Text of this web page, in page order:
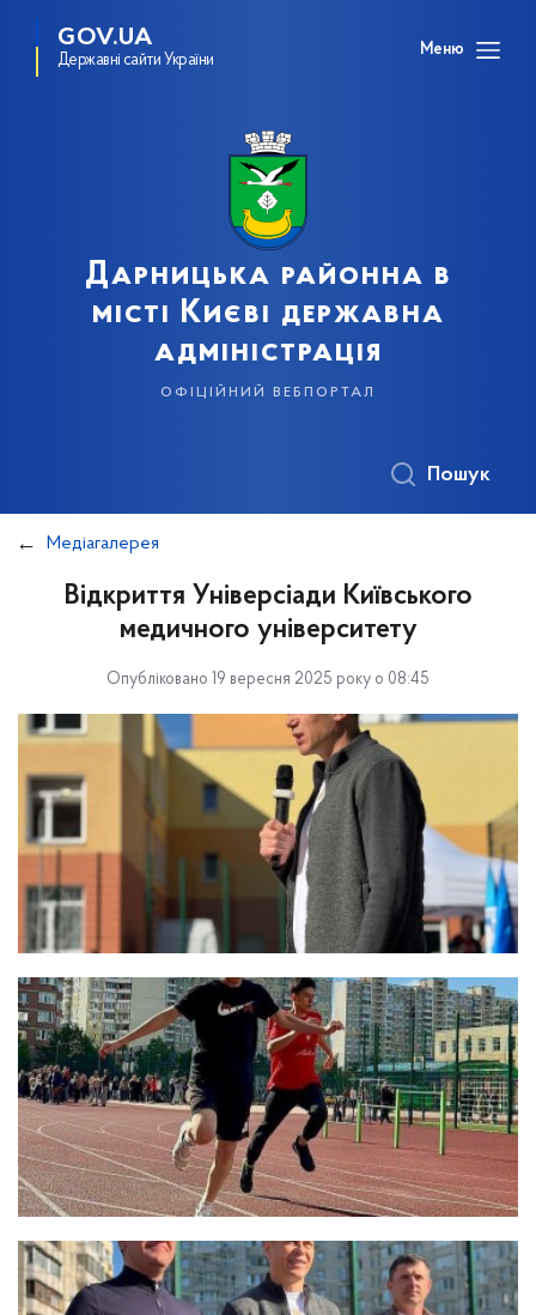
GOV.UA
Державні сайти України
Меню
Дарницька районна в
місті Києві державна
адміністрація
офіційний вебпортал
Пошук
Медіагалерея
Відкриття Універсіади Київського
медичного університету
Опубліковано 19 вересня 2025 року о 08:45